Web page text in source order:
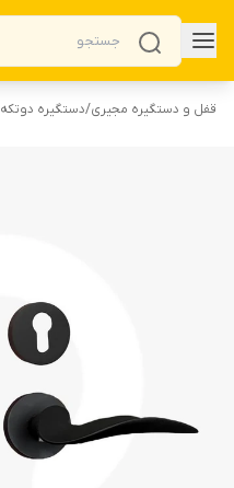
قفل و دستگیره مجیری/دستگیره دوتکه